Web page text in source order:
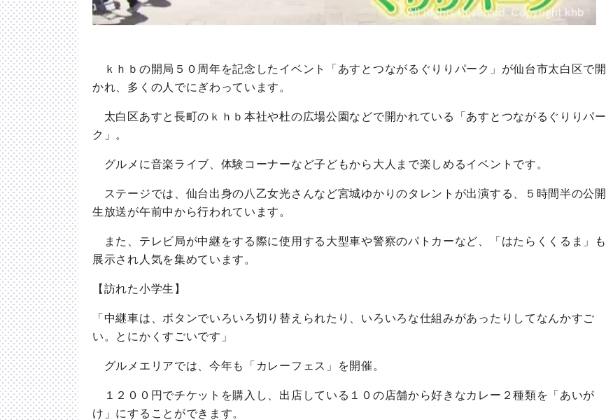
ｋｈｂの開局５０周年を記念したイベント「あすとつながるぐりりパーク」が仙台市太白区で開
かれ、多くの人でにぎわっています。
太白区あすと長町のｋｈｂ本社や杜の広場公園などで開かれている「あすとつながるぐりりパー
ク」。
グルメに音楽ライブ、体験コーナーなど子どもから大人まで楽しめるイベントです。
ステージでは、仙台出身の八乙女光さんなど宮城ゆかりのタレントが出演する、５時間半の公開
生放送が午前中から行われています。
また、テレビ局が中継をする際に使用する大型車や警察のパトカーなど、「はたらくくるま」も
展示され人気を集めています。
【訪れた小学生】
「中継車は、ボタンでいろいろ切り替えられたり、いろいろな仕組みがあったりしてなんかすご
い。とにかくすごいです」
グルメエリアでは、今年も「カレーフェス」を開催。
１２００円でチケットを購入し、出店している１０の店舗から好きなカレー２種類を「あいが
け」にすることができます。